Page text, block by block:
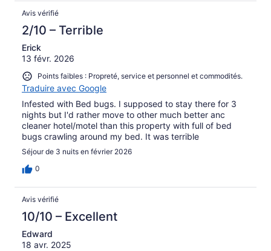
Avis vérifié
2/10 – Terrible
Erick
13 févr. 2026
Points faibles : Propreté, service et personnel et commodités.
Traduire avec Google
Infested with Bed bugs. I supposed to stay there for 3
nights but I'd rather move to other much better anc
cleaner hotel/motel than this property with full of bed
bugs crawling around my bed. It was terrible
Séjour de 3 nuits en février 2026
0
Avis vérifié
10/10 – Excellent
Edward
18 avr. 2025